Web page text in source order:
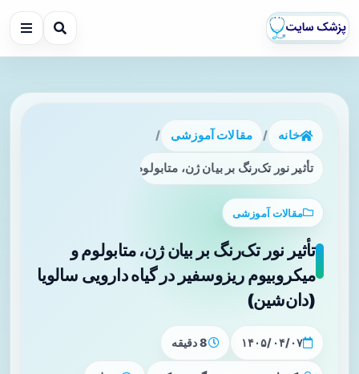
خانه / مقالات آموزشی /
تأثیر نور تک‌رنگ بر بیان ژن، متابولوم و میکروبیوم ریزوسفیر
مقالات آموزشی
تأثیر نور تک‌رنگ بر بیان ژن، متابولوم و
میکروبیوم ریزوسفیر در گیاه دارویی سالویا
(دان‌شین)
۱۴۰۵/۰۴/۰۷ 8 دقیقه